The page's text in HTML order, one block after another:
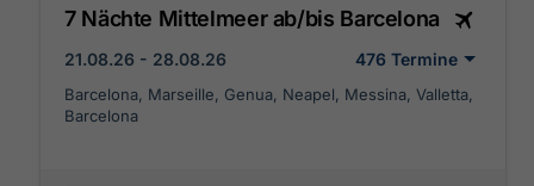
7 Nächte Mittelmeer ab/bis Barcelona
21.08.26 - 28.08.26 476 Termine
Barcelona, Marseille, Genua, Neapel, Messina, Valletta,
Barcelona